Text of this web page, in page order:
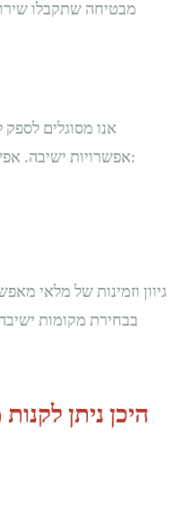
אפשרויות ישיבה. אפשרויות הישיבה במסעדות נעות בין:
גיוון וזמינות של מלאי
בבחירת מקומות
היכן ניתן